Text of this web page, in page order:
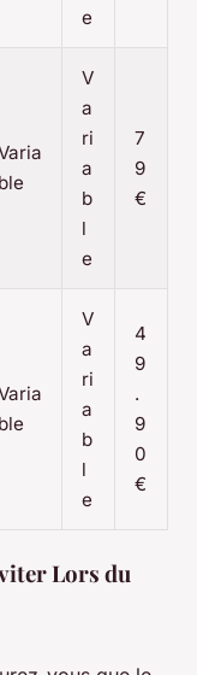
e
ble
V
a
ri
a
b
l
e
7
9
€
ble
V
a
ri
a
b
l
e
4
9
.
9
0
€
Lors du